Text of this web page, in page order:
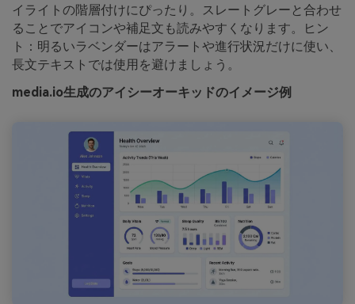
イライトの階層付けにぴったり。スレートグレーと合わせ
ることでアイコンや補足文も読みやすくなります。ヒン
ト：明るいラベンダーはアラートや進行状況だけに使い、
長文テキストでは使用を避けましょう。
media.io生成のアイシーオーキッドのイメージ例